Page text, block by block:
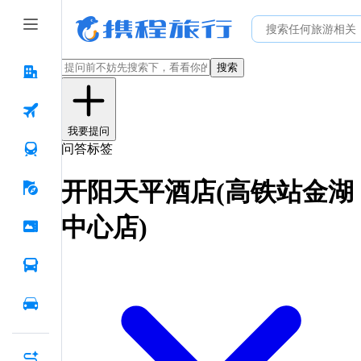
搜索
我要提问
问答标签
开阳天平酒店(高铁站金湖
中心店)